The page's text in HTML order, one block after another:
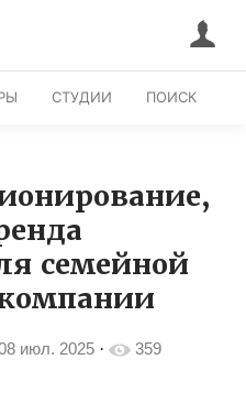
СТУДИИ ПОИСК
семейной
июл. 2025 · 359